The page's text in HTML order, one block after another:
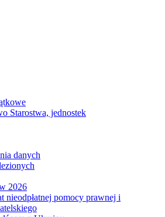
Starostwa, jednostek
danych
2026
nieodpłatnej pomocy prawnej i